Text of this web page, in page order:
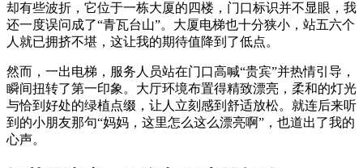
却有些波折，它位于一栋大厦的四楼，门口标识并不显眼，我
还一度误问成了“青瓦台山”。大厦电梯也十分狭小，站五六个
人就已拥挤不堪，这让我的期待值降到了低点。
然而，一出电梯，服务人员站在门口高喊“贵宾”并热情引导，
瞬间扭转了第一印象。大厅环境布置得精致漂亮，柔和的灯光
与恰到好处的绿植点缀，让人立刻感到舒适放松。就连后来听
到的小朋友那句“妈妈，这里怎么这么漂亮啊”，也道出了我的
心声。